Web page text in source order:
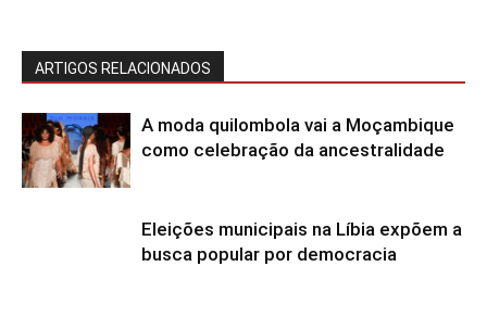
ARTIGOS RELACIONADOS
A moda quilombola vai a Moçambique
como celebração da ancestralidade
Eleições municipais na Líbia expõem a
busca popular por democracia